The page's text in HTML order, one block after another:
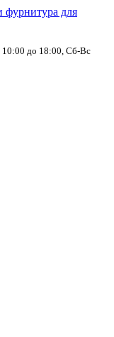
10:00 до 18:00, Сб-Вс